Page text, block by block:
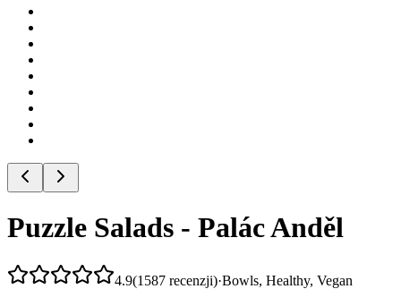
Puzzle Salads - Palác Anděl
4.9(1587 recenzji)·Bowls, Healthy, Vegan